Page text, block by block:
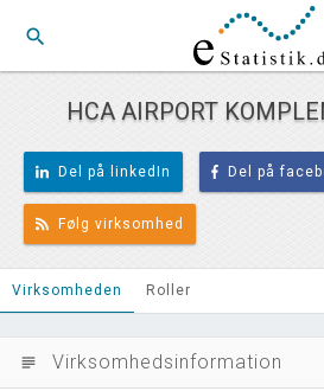
search
HCA AIRPORT
Del på linkedIn Del på
Følg virksomhed
Virksomheden Roller
subject Virksomhedsinformation